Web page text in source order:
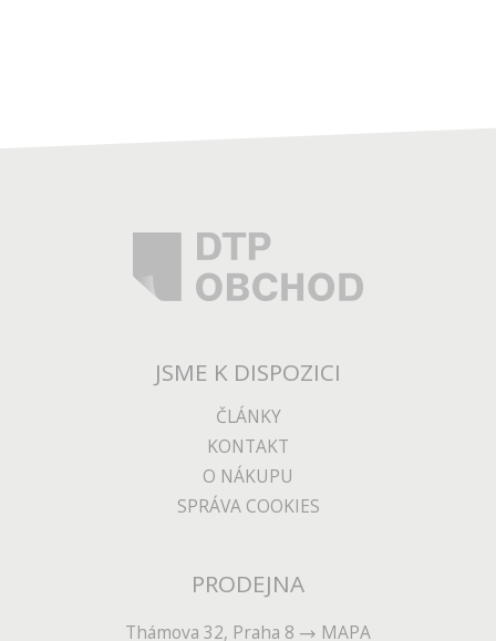
JSME K DISPOZICI
ČLÁNKY
KONTAKT
O NÁKUPU
SPRÁVA COOKIES
PRODEJNA
Thámova 32, Praha 8
MAPA